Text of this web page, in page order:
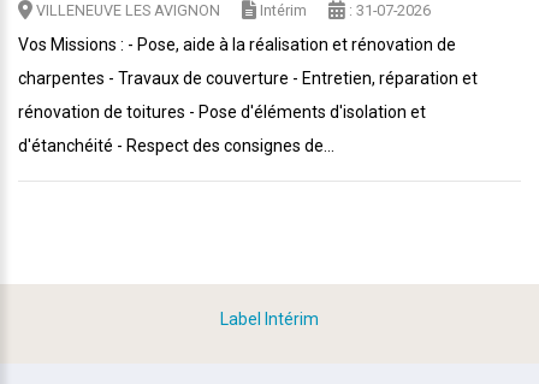
VILLENEUVE LES AVIGNON Intérim : 31-07-2026
Vos Missions : - Pose, aide à la réalisation et rénovation de
charpentes - Travaux de couverture - Entretien, réparation et
rénovation de toitures - Pose d'éléments d'isolation et
d'étanchéité - Respect des consignes de...
Label Intérim